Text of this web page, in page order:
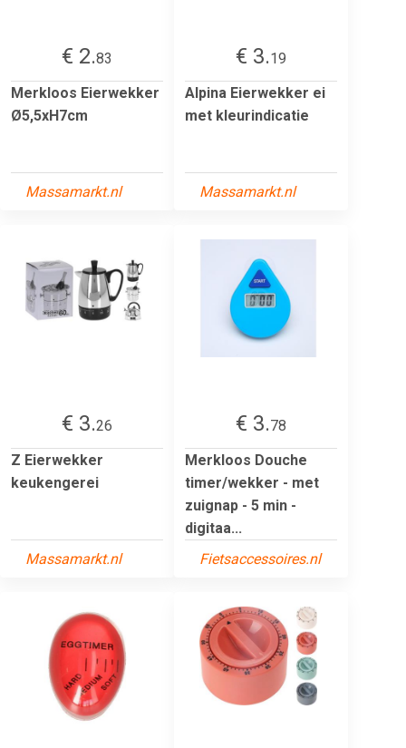
€ 2.83
Merkloos Eierwekker
Ø5,5xH7cm
Massamarkt.nl
€ 3.19
Alpina Eierwekker ei
met kleurindicatie
Massamarkt.nl
€ 3.26
Z Eierwekker
keukengerei
Massamarkt.nl
€ 3.78
Merkloos Douche
timer/wekker - met
zuignap - 5 min -
digitaa...
Fietsaccessoires.nl